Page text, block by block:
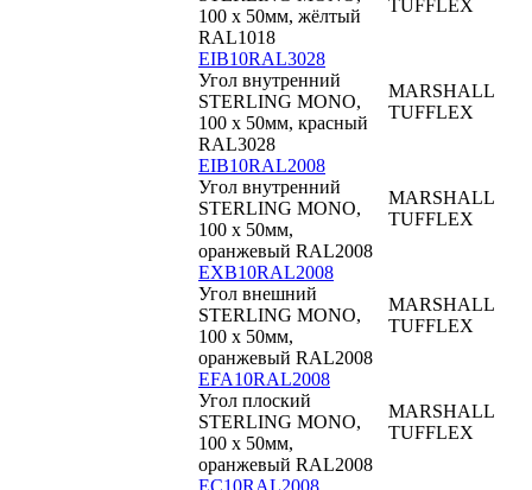
100 x 50мм, жёлтый
RAL1018
TUFFLEX
EIB10RAL3028
Угол внутренний
STERLING MONO,
100 x 50мм, красный
RAL3028
MARSHALL
TUFFLEX
EIB10RAL2008
Угол внутренний
STERLING MONO,
100 x 50мм,
оранжевый RAL2008
MARSHALL
TUFFLEX
EXB10RAL2008
Угол внешний
STERLING MONO,
100 x 50мм,
оранжевый RAL2008
MARSHALL
TUFFLEX
EFA10RAL2008
Угол плоский
STERLING MONO,
100 x 50мм,
оранжевый RAL2008
MARSHALL
TUFFLEX
EC10RAL2008